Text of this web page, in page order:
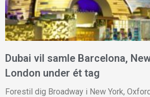
Dubai vil samle Barcelona,
London under ét tag
Forestil dig Broadway i New York,